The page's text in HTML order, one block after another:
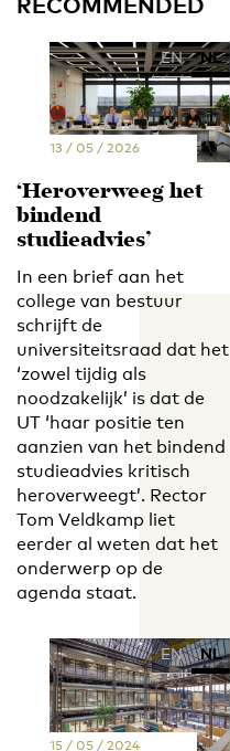
EN NL
13 / 05 / 2026
‘Heroverweeg het
bindend
studieadvies’
In een brief aan het
college van bestuur
schrijft de
universiteitsraad dat het
‘zowel tijdig als
noodzakelijk’ is dat de
UT ‘haar positie ten
aanzien van het bindend
studieadvies kritisch
heroverweegt’. Rector
Tom Veldkamp liet
eerder al weten dat het
onderwerp op de
agenda staat.
EN NL
15 / 05 / 2024